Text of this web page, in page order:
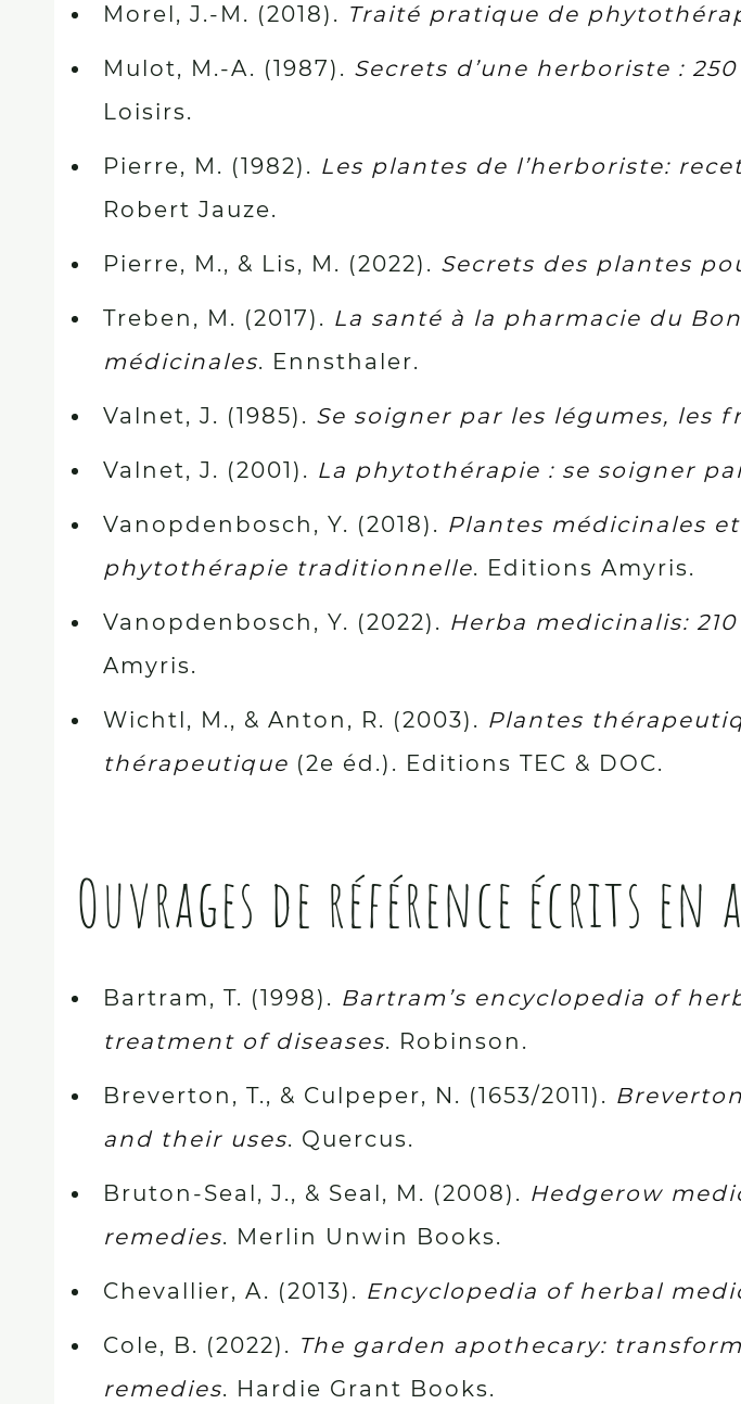
Morel, J.-M. (2018). Traité pratique de
Mulot, M.-A. (1987). Secrets d’une herboriste :
Loisirs.
Pierre, M. (1982). Les plantes de l’herboriste:
Robert Jauze.
Pierre, M., & Lis, M. (2022). Secrets des plantes
Treben, M. (2017). La santé à la pharmacie du
médicinales. Ennsthaler.
Valnet, J. (1985). Se soigner par les légumes, les
Valnet, J. (2001). La phytothérapie : se soigner
Vanopdenbosch, Y. (2018). Plantes médicinales
phytothérapie traditionnelle. Editions Amyris.
Vanopdenbosch, Y. (2022). Herba medicinalis:
Amyris.
Wichtl, M., & Anton, R. (2003). Plantes
thérapeutique (2e éd.). Editions TEC & DOC.
Ouvrages de référence écrits en
Bartram, T. (1998). Bartram’s encyclopedia of
treatment of diseases. Robinson.
Breverton, T., & Culpeper, N. (1653/2011).
and their uses. Quercus.
Bruton-Seal, J., & Seal, M. (2008). Hedgerow
remedies. Merlin Unwin Books.
Chevallier, A. (2013). Encyclopedia of herbal
Cole, B. (2022). The garden apothecary:
remedies. Hardie Grant Books.